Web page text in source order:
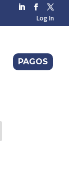
Log In
PAGOS